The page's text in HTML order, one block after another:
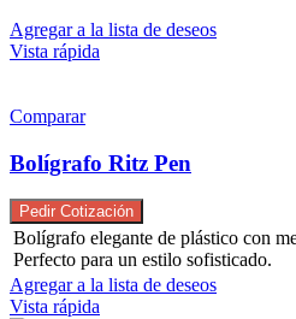
Agregar a la lista de deseos
Vista rápida
Comparar
Bolígrafo Ritz Pen
Pedir Cotización
Bolígrafo elegante de plástico con
Perfecto para un estilo sofisticado.
Agregar a la lista de deseos
Vista rápida